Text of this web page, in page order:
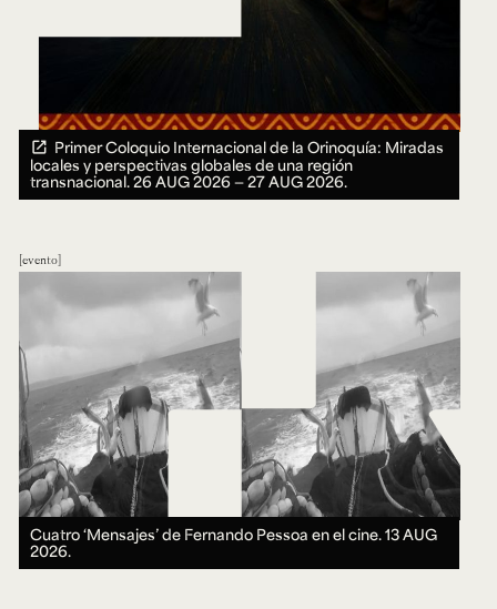
Primer Coloquio Internacional de la Orinoquía: Miradas
locales y perspectivas globales de una región
transnacional.26 AUG 2026 ― 27 AUG 2026.
evento
Cuatro ‘Mensajes’ de Fernando Pessoa en el cine.13 AUG
2026.